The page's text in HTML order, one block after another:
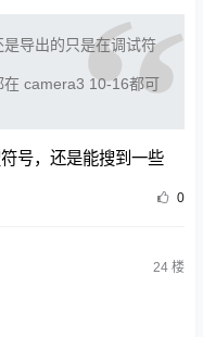
导出的只是在调试符
camera3 10-16都可
号，还是能搜到一些
0
24楼